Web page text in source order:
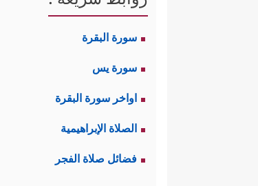
سورة البقرة
سورة يس
اواخر سورة البقرة
الصلاة الإبراهيمية
فضائل صلاة الفجر